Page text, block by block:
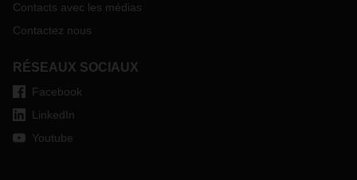
Contacts avec les médias
Contactez nous
RÉSEAUX SOCIAUX
Facebook
LinkedIn
Youtube